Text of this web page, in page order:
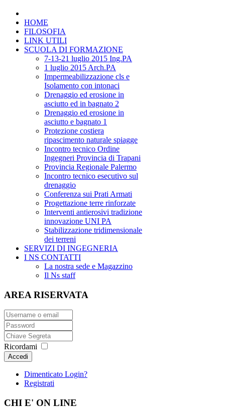
HOME
FILOSOFIA
LINK UTILI
SCUOLA DI FORMAZIONE
7-13-21 luglio 2015 Ing.PA
1 luglio 2015 Arch.PA
Impermeabilizzazione cls e
Isolamento con intonaci
Drenaggio ed erosione in
asciutto ed in bagnato 2
Drenaggio ed erosione in
asciutto e bagnato 1
Protezione costiera
ripascimento naturale spiagge
Incontro tecnico Ordine
Ingegneri Provincia di Trapani
Provincia Regionale Palermo
Incontro tecnico esecutivo sul
drenaggio
Conferenza sui Prati Armati
Progettazione terre rinforzate
Interventi antierosivi tradizione
innovazione UNI PA
Stabilizzazione tridimensionale
dei terreni
SERVIZI DI INGEGNERIA
I NS CONTATTI
La nostra sede e Magazzino
Il Ns staff
AREA RISERVATA
Ricordami
Accedi
Dimenticato Login?
Registrati
CHI E' ON LINE